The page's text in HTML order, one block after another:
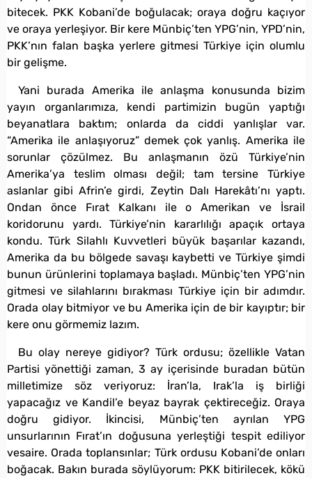
bitecek. PKK Kobani’de boğulacak; oraya doğru kaçıyor
ve oraya yerleşiyor. Bir kere Münbiç’ten YPG’nin, YPD’nin,
PKK’nın falan başka yerlere gitmesi Türkiye için olumlu
bir gelişme.
Yani burada Amerika ile anlaşma konusunda bizim
yayın organlarımıza, kendi partimizin bugün yaptığı
beyanatlara baktım; onlarda da ciddi yanlışlar var.
“Amerika ile anlaşıyoruz” demek çok yanlış. Amerika ile
sorunlar çözülmez. Bu anlaşmanın özü Türkiye’nin
Amerika’ya teslim olması değil; tam tersine Türkiye
aslanlar gibi Afrin’e girdi, Zeytin Dalı Harekâtı’nı yaptı.
Ondan önce Fırat Kalkanı ile o Amerikan ve İsrail
koridorunu yardı. Türkiye’nin kararlılığı apaçık ortaya
kondu. Türk Silahlı Kuvvetleri büyük başarılar kazandı,
Amerika da bu bölgede savaşı kaybetti ve Türkiye şimdi
bunun ürünlerini toplamaya başladı. Münbiç’ten YPG’nin
gitmesi ve silahlarını bırakması Türkiye için bir adımdır.
Orada olay bitmiyor ve bu Amerika için de bir kayıptır; bir
kere onu görmemiz lazım.
Bu olay nereye gidiyor? Türk ordusu; özellikle Vatan
Partisi yönettiği zaman, 3 ay içerisinde buradan bütün
milletimize söz veriyoruz: İran’la, Irak’la iş birliği
yapacağız ve Kandil’e beyaz bayrak çektireceğiz. Oraya
doğru gidiyor. İkincisi, Münbiç’ten ayrılan YPG
unsurlarının Fırat’ın doğusuna yerleştiği tespit ediliyor
vesaire. Orada toplansınlar; Türk ordusu Kobani’de onları
boğacak. Bakın burada söylüyorum: PKK bitirilecek, kökü